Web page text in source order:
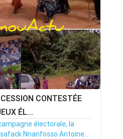
CONTESTÉE
ÉL...
électorale, la
Nnanfosso Antoine...